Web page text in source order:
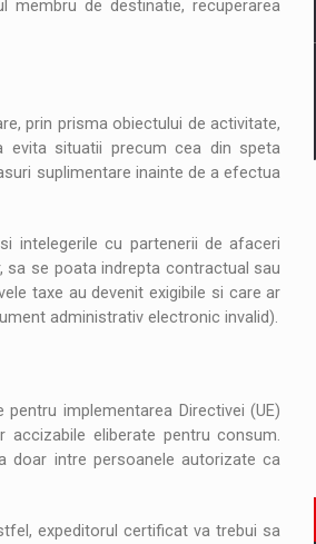
de destinatie, recuperarea
prin prisma obiectului de activitate,
evita situatii precum cea din speta
suplimentare inainte de a efectua
intelegerile cu partenerii de afaceri
se poata indrepta contractual sau
taxe au devenit exigibile si care ar
administrativ electronic invalid).
implementarea Directivei (UE)
accizabile eliberate pentru consum.
doar intre persoanele autorizate ca
expeditorul certificat va trebui sa